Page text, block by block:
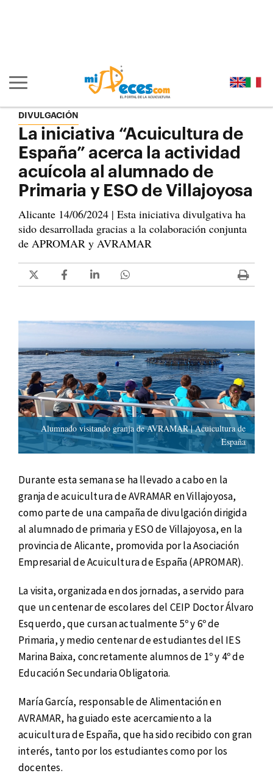
Mostrar/ocultar navegación principal
DIVULGACIÓN
La iniciativa “Acuicultura de
España” acerca la actividad
acuícola al alumnado de
Primaria y ESO de Villajoyosa
Alicante 14/06/2024 | Esta iniciativa divulgativa ha
sido desarrollada gracias a la colaboración conjunta
de APROMAR y AVRAMAR
Alumnado visitando granja de AVRAMAR | Acuicultura de
España
Durante esta semana se ha llevado a cabo en la
granja de acuicultura de AVRAMAR en Villajoyosa,
como parte de una campaña de divulgación dirigida
al alumnado de primaria y ESO de Villajoyosa, en la
provincia de Alicante, promovida por la Asociación
Empresarial de Acuicultura de España (APROMAR).
La visita, organizada en dos jornadas, a servido para
que un centenar de escolares del CEIP Doctor Álvaro
Esquerdo, que cursan actualmente 5º y 6º de
Primaria, y medio centenar de estudiantes del IES
Marina Baixa, concretamente alumnos de 1º y 4º de
Educación Secundaria Obligatoria.
María García, responsable de Alimentación en
AVRAMAR, ha guiado este acercamiento a la
acuicultura de España, que ha sido recibido con gran
interés, tanto por los estudiantes como por los
docentes.